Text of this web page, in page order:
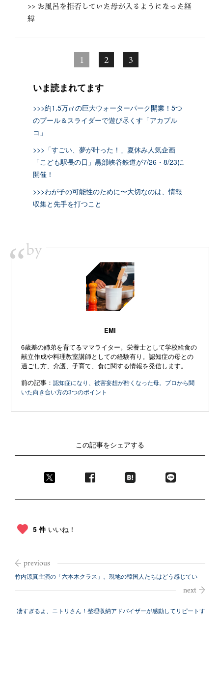
>> お風呂を拒否していた母が入るようになった経
緯
1 2 3
いま読まれてます
>>>約1.5万㎡の巨大ウォーターパーク開業！5つ
のプール＆スライダーで遊び尽くす「アカプル
コ」
>>>「すごい、夢が叶った！」夏休み人気企画
「こども駅長の日」黒部峡谷鉄道が7/26・8/23に
開催！
>>>わが子の可能性のために〜大切なのは、情報
収集と先手を打つこと
“by
EMI
6歳差の姉弟を育てるママライター。栄養士として学校給食の
献立作成や料理教室講師としての経験有り。認知症の母との
過ごし方、介護、子育て、食に関する情報を発信します。
前の記事：認知症になり、被害妄想が酷くなった母。プロから聞
いた向き合い方の3つのポイント
この記事をシェアする
5 件 いいね！
竹内涼真主演の「六本木クラス」。現地の韓国人たちはどう感じてい
凄すぎるよ、ニトリさん！整理収納アドバイザーが感動してリピートす